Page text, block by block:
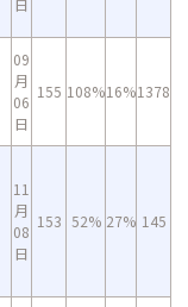
日
09
月
06
日
155 108%16%1378
11
月
08
日
153 52% 27% 145